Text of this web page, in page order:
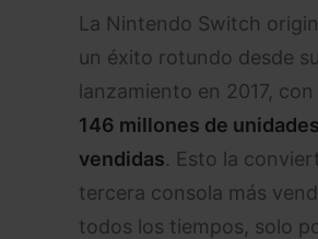
La Nintendo Switch
un éxito rotundo desde su
lanzamiento en 2017, con
146 millones de unidades
vendidas. Esto la
tercera consola más
todos los tiempos, solo